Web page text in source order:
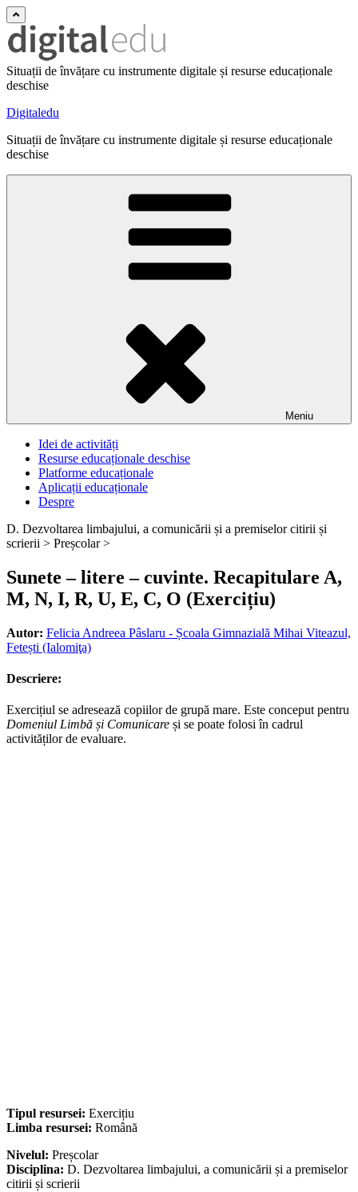
Situații de învățare cu instrumente digitale și resurse educaționale
deschise
Digitaledu
Situații de învățare cu instrumente digitale și resurse educaționale
deschise
Meniu
Idei de activități
Resurse educaționale deschise
Platforme educaționale
Aplicații educaționale
Despre
D. Dezvoltarea limbajului, a comunicării și a premiselor citirii și
scrierii > Preșcolar >
Sunete – litere – cuvinte. Recapitulare A,
M, N, I, R, U, E, C, O (Exercițiu)
Autor: Felicia Andreea Pâslaru - Școala Gimnazială Mihai Viteazul,
Fetești (Ialomiţa)
Descriere:
Exercițiul se adresează copiilor de grupă mare. Este conceput pentru
Domeniul Limbă și Comunicare și se poate folosi în cadrul
activităților de evaluare.
Tipul resursei: Exercițiu
Limba resursei: Română
Nivelul: Preșcolar
Disciplina: D. Dezvoltarea limbajului, a comunicării și a premiselor
citirii și scrierii